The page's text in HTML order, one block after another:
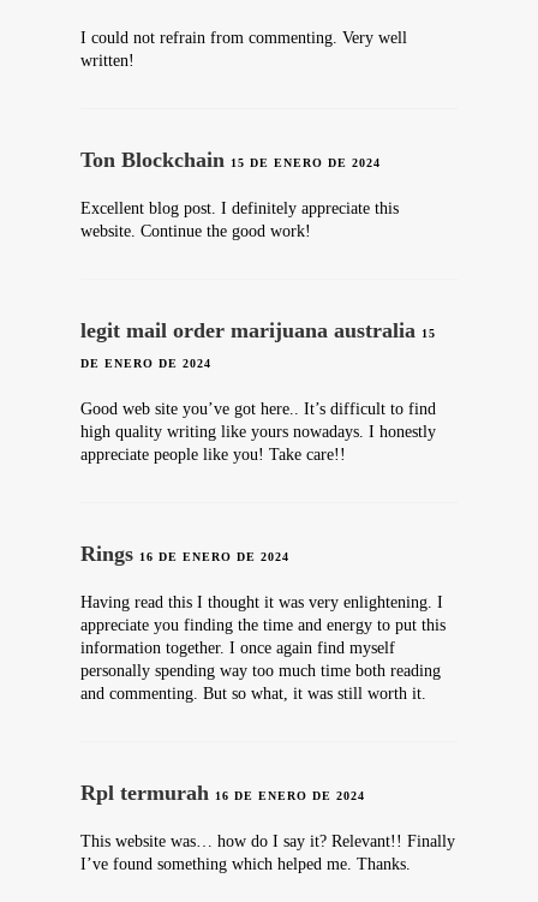
I could not refrain from commenting. Very well
written!
Ton Blockchain 15 DE ENERO DE 2024
Excellent blog post. I definitely appreciate this
website. Continue the good work!
legit mail order marijuana australia 15
DE ENERO DE 2024
Good web site you’ve got here.. It’s difficult to find
high quality writing like yours nowadays. I honestly
appreciate people like you! Take care!!
Rings 16 DE ENERO DE 2024
Having read this I thought it was very enlightening. I
appreciate you finding the time and energy to put this
information together. I once again find myself
personally spending way too much time both reading
and commenting. But so what, it was still worth it.
Rpl termurah 16 DE ENERO DE 2024
This website was… how do I say it? Relevant!! Finally
I’ve found something which helped me. Thanks.